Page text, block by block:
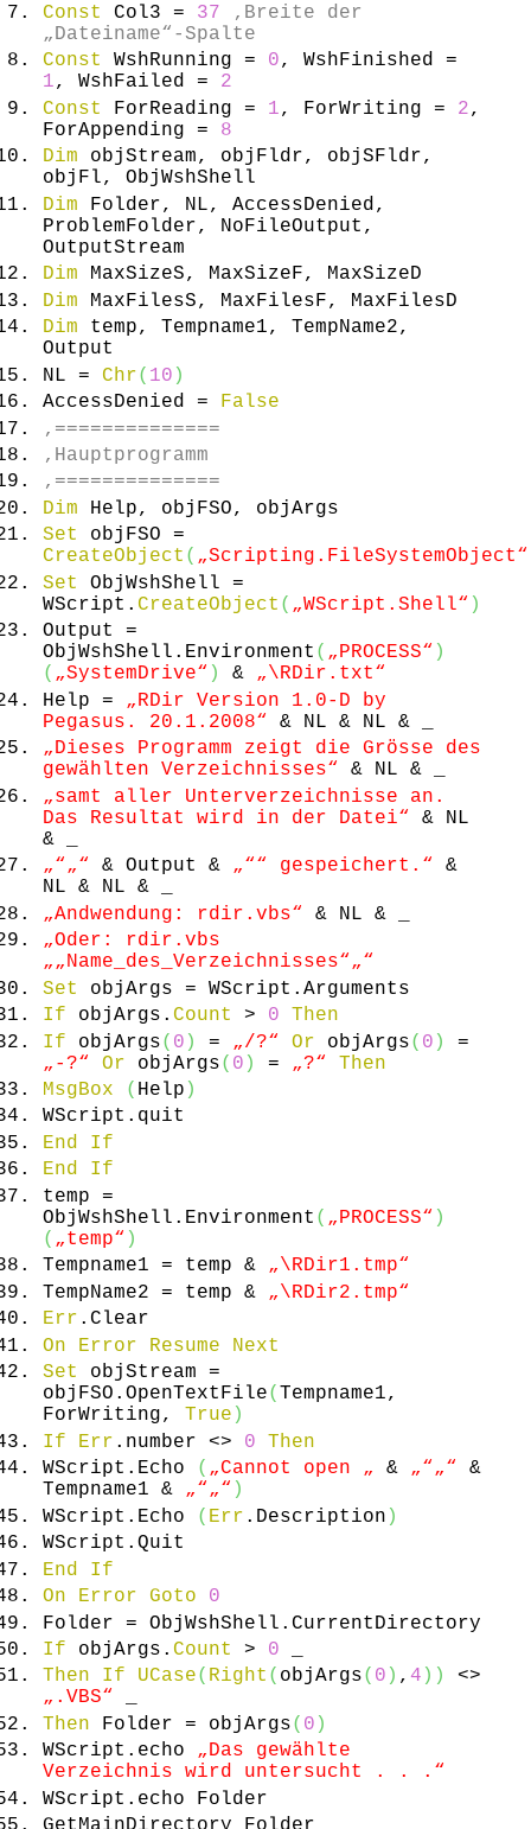
Const
Col3 = 37
‚Breite der
„Dateiname“-Spalte
Const
WshRunning = 0, WshFinished =
1, WshFailed = 2
Const
ForReading = 1, ForWriting = 2,
ForAppending = 8
Dim objStream, objFldr, objSFldr,
objFl, ObjWshShell
Dim Folder, NL, AccessDenied,
ProblemFolder, NoFileOutput,
OutputStream
Dim MaxSizeS, MaxSizeF, MaxSizeD
Dim MaxFilesS, MaxFilesF, MaxFilesD
Dim temp, Tempname1, TempName2,
Output
NL = Chr( 10 )
AccessDenied = False
‚==============
‚Hauptprogramm
‚==============
Dim Help, objFSO, objArgs
Set
objFSO =
CreateObject ( „Scripting.FileSystemObject“
Set
ObjWshShell =
WScript. CreateObject ( „WScript.Shell“ )
Output =
ObjWshShell. Environment ( „PROCESS“ )
( „SystemDrive“ ) & „\RDir.txt“
Help = „RDir Version 1.0-D by
Pegasus. 20.1.2008“
& NL & NL & _
„Dieses Programm zeigt die Grösse des
gewählten Verzeichnisses“
& NL & _
„samt aller Unterverzeichnisse an.
Das Resultat wird in der Datei“
& NL
& _
„“„“ & Output & „““ gespeichert.“
&
NL & NL & _
„Andwendung: rdir.vbs“
& NL & _
„Oder: rdir.vbs
„„Name_des_Verzeichnisses“„“
Set
objArgs = WScript. Arguments
If objArgs. Count > 0
Then
If objArgs( 0 ) = „/?“ Or objArgs( 0 )
=
„-?“
Or objArgs( 0 ) = „?“
Then
MsgBox
( Help )
WScript. quit
End
If
End
If
temp =
ObjWshShell. Environment ( „PROCESS“ )
( „temp“ )
Tempname1 = temp & „\RDir1.tmp“
TempName2 = temp & „\RDir2.tmp“
Err . Clear
On
Error Resume
Next
Set
objStream =
objFSO. OpenTextFile( Tempname1,
ForWriting, True )
If
Err . number <> 0
Then
WScript. Echo ( „Cannot open „ & „“„“
&
Tempname1 & „“„“ )
WScript. Echo ( Err . Description )
WScript. Quit
End
If
On
Error Goto
0
Folder = ObjWshShell. CurrentDirectory
If objArgs. Count > 0
Then
If UCase( Right ( objArgs( 0 ) , 4 ) )
<>
„.VBS“
Then Folder = objArgs( 0 )
WScript. echo
„Das gewählte
Verzeichnis wird untersucht . . .“
WScript. echo Folder